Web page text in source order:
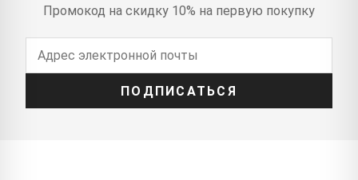
Промокод на скидку 10% на первую покупку
ПОДПИСАТЬСЯ